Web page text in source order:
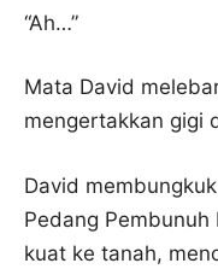
“Ah…”
Mata David
mengertakkan gigi
David
Pedang
kuat ke tanah,